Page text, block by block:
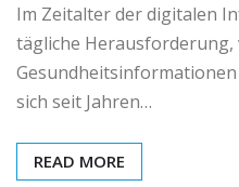
Im Zeitalter der digitalen
tägliche Herausforderung,
sich seit Jahren…
READ MORE